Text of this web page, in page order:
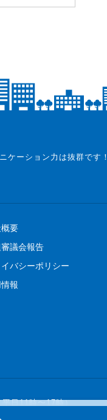
ケーション力は抜群です！
要
議会報告
バシーポリシー
報
日11時〜17時）